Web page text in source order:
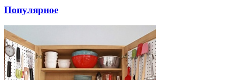
Популярное